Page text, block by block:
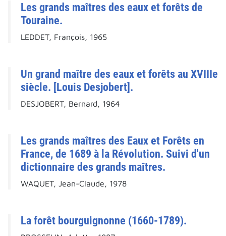
Les grands maîtres des eaux et forêts de
Touraine.
LEDDET, François, 1965
Un grand maître des eaux et forêts au XVIIIe
siècle. [Louis Desjobert].
DESJOBERT, Bernard, 1964
Les grands maîtres des Eaux et Forêts en
France, de 1689 à la Révolution. Suivi d'un
dictionnaire des grands maîtres.
WAQUET, Jean-Claude, 1978
La forêt bourguignonne (1660-1789).